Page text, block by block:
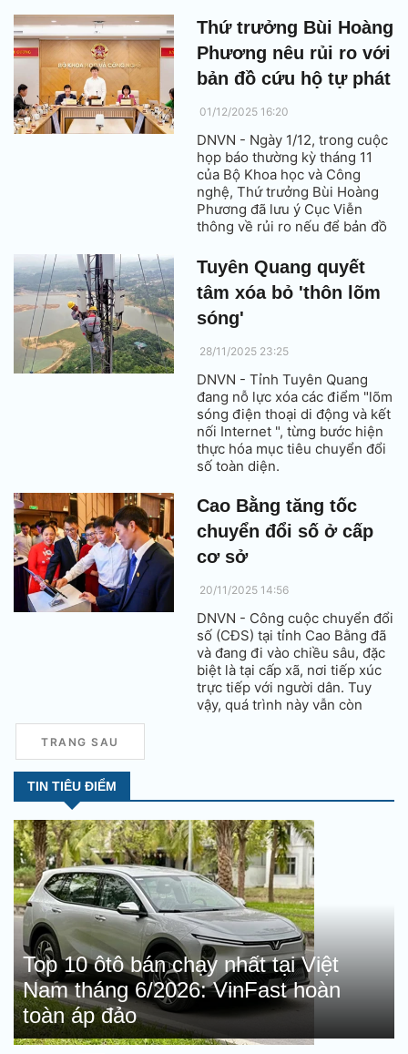
Nam trở thành trung tâm công
nghệ số toàn cầu.
Thứ trưởng Bùi Hoàng
Phương nêu rủi ro với
bản đồ cứu hộ tự phát
01/12/2025 16:20
DNVN - Ngày 1/12, trong cuộc
họp báo thường kỳ tháng 11
của Bộ Khoa học và Công
nghệ, Thứ trưởng Bùi Hoàng
Phương đã lưu ý Cục Viễn
thông về rủi ro nếu để bản đồ
không có sự kiểm soát của nhà
nước.
Tuyên Quang quyết
tâm xóa bỏ 'thôn lõm
sóng'
28/11/2025 23:25
DNVN - Tỉnh Tuyên Quang
đang nỗ lực xóa các điểm "lõm
sóng điện thoại di động và kết
nối Internet ", từng bước hiện
thực hóa mục tiêu chuyển đổi
số toàn diện.
Cao Bằng tăng tốc
chuyển đổi số ở cấp
cơ sở
20/11/2025 14:56
DNVN - Công cuộc chuyển đổi
số (CĐS) tại tỉnh Cao Bằng đã
và đang đi vào chiều sâu, đặc
biệt là tại cấp xã, nơi tiếp xúc
trực tiếp với người dân. Tuy
vậy, quá trình này vẫn còn
TRANG SAU
TIN TIÊU ĐIỂM
Top 10 ôtô bán chạy nhất tại Việt
Nam tháng 6/2026: VinFast hoàn
toàn áp đảo